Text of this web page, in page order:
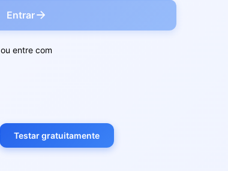
Entrar
ou entre com
Testar gratuitamente